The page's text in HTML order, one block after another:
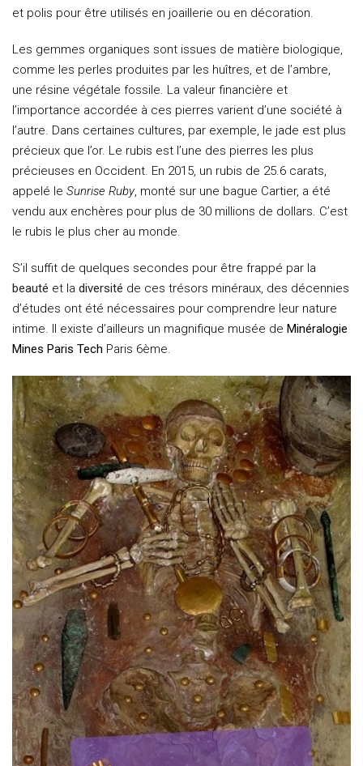
et polis pour être utilisés en joaillerie ou en décoration.
Les gemmes organiques sont issues de matière biologique,
comme les perles produites par les huîtres, et de l’ambre,
une résine végétale fossile. La valeur financière et
l’importance accordée à ces pierres varient d’une société à
l’autre. Dans certaines cultures, par exemple, le jade est plus
précieux que l’or. Le rubis est l’une des pierres les plus
précieuses en Occident. En 2015, un rubis de 25.6 carats,
appelé le Sunrise Ruby, monté sur une bague Cartier, a été
vendu aux enchères pour plus de 30 millions de dollars. C’est
le rubis le plus cher au monde.
S’il suffit de quelques secondes pour être frappé par la
beauté et la diversité de ces trésors minéraux, des décennies
d’études ont été nécessaires pour comprendre leur nature
intime. Il existe d’ailleurs un magnifique musée de Minéralogie
Mines Paris Tech Paris 6ème.